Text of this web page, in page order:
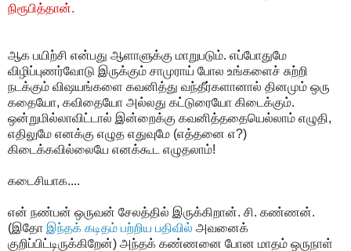
நிரூபித்தான்.
ஆக பயிற்சி என்பது ஆளாளுக்கு மாறுபடும். எப்போதுமே
விழிப்புணர்வோடு இருக்கும் சாமுராய் போல உங்களைச் சுற்றி
நடக்கும் விஷயங்களை கவனித்து வந்தீர்களானால் தினமும் ஒரு
கதையோ, கவிதையோ அல்லது கட்டுரையோ கிடைக்கும்.
ஒன்றுமில்லாவிட்டால் இன்றைக்கு கவனித்ததையெல்லாம் எழுதி,
எதிலுமே எனக்கு எழுத எதுவுமே (எத்தனை எ?)
கிடைக்கவில்லையே எனக்கூட எழுதலாம்!
கடைசியாக....
என் நண்பன் ஒருவன் சேலத்தில் இருக்கிறான். சி. கண்ணன்.
(இதோ இந்தக் கடிதம் பற்றிய பதிவில் அவனைக்
குறிப்பிட்டிருக்கிறேன்) அந்தக் கண்ணனை போன மாதம் ஒருநாள்